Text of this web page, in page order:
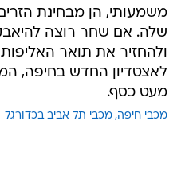
משמעותי, הן מבחינת
שלה. אם שחר רוצה
ולהחזיר את תואר
לאצטדיון החדש בחיפה,
מעט כסף.
מכבי חיפה מכבי תל אביב בכדורגל